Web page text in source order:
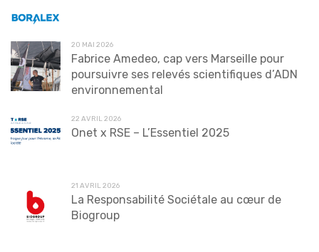
20 MAI 2026
Fabrice Amedeo, cap vers Marseille pour
poursuivre ses relevés scientifiques d’ADN
environnemental
22 AVRIL 2026
Onet x RSE – L’Essentiel 2025
21 AVRIL 2026
La Responsabilité Sociétale au cœur de
Biogroup